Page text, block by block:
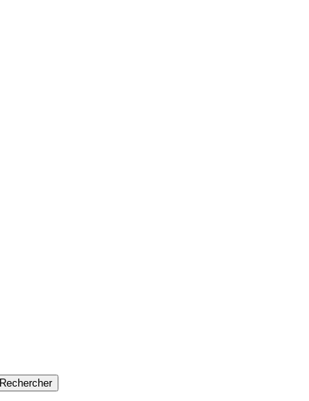
Rechercher